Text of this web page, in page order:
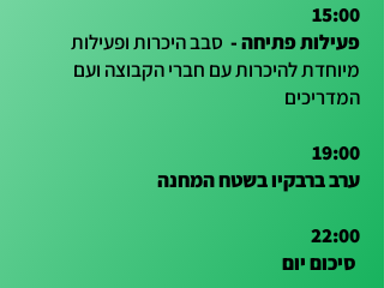
15:00
פעילות פתיחה - סבב היכרות ופעילות
מיוחדת להיכרות עם חברי הקבוצה ועם
המדריכים
19:00
ערב ברבקיו בשטח המחנה
22:00